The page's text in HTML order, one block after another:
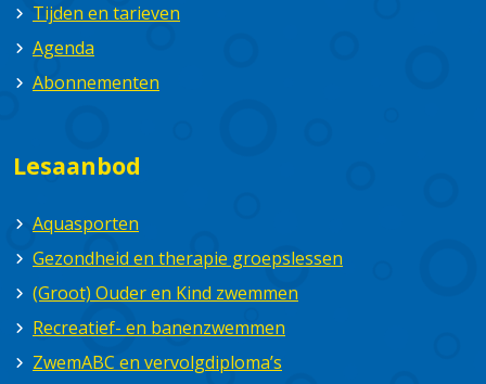
Tijden en tarieven
Agenda
Abonnementen
Lesaanbod
Aquasporten
Gezondheid en therapie groepslessen
(Groot) Ouder en Kind zwemmen
Recreatief- en banenzwemmen
ZwemABC en vervolgdiploma’s